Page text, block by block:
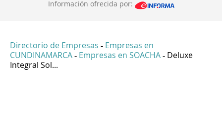
Información ofrecida por:
Directorio de Empresas - Empresas en
CUNDINAMARCA - Empresas en SOACHA - Deluxe
Integral Sol...